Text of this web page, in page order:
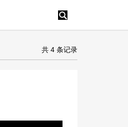
共 4 条记录